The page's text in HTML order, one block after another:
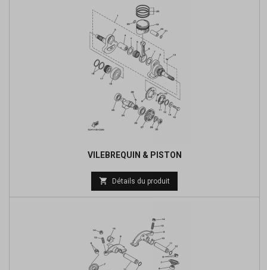
VILEBREQUIN & PISTON
Prix
de
 Détails du produit